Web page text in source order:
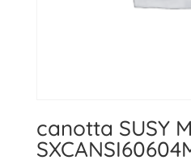
canotta SUSY